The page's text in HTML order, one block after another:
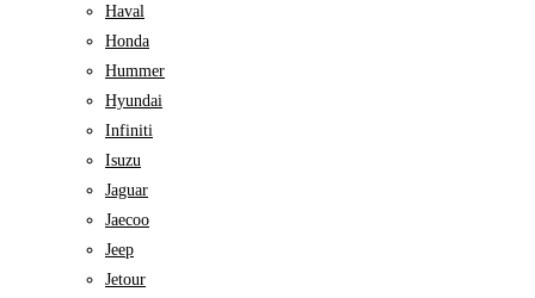
Haval
Honda
Hummer
Hyundai
Infiniti
Isuzu
Jaguar
Jaecoo
Jeep
Jetour